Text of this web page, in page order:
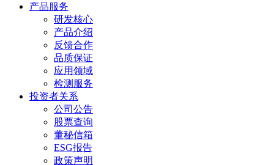
产品服务
研发核心
产品介绍
反馈合作
品质保证
应用领域
检测服务
投资者关系
公司公告
股票查询
董秘信箱
ESG报告
政策声明